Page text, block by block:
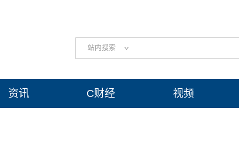
站内搜索
资讯 C财经 视频